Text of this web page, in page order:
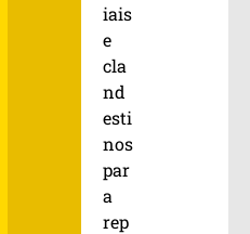
iais
e
cla
nd
esti
nos
par
a
rep